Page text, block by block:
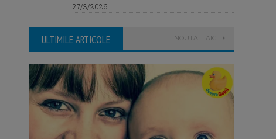
27/3/2026
ULTIMILE ARTICOLE NOUTATI AICI